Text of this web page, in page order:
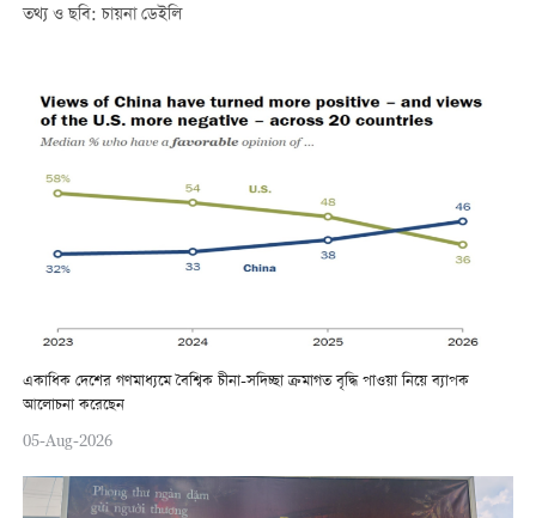
তথ্য ও ছবি: চায়না ডেইলি
একাধিক দেশের গণমাধ্যমে বৈশ্বিক চীনা-সদিচ্ছা ক্রমাগত বৃদ্ধি পাওয়া নিয়ে ব্যাপক
আলোচনা করেছেন
05-Aug-2026